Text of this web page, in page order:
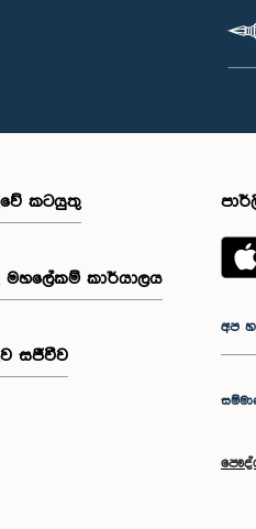
කටයුතු
මහලේකම් කාර්යාලය
සජීවීව
අප